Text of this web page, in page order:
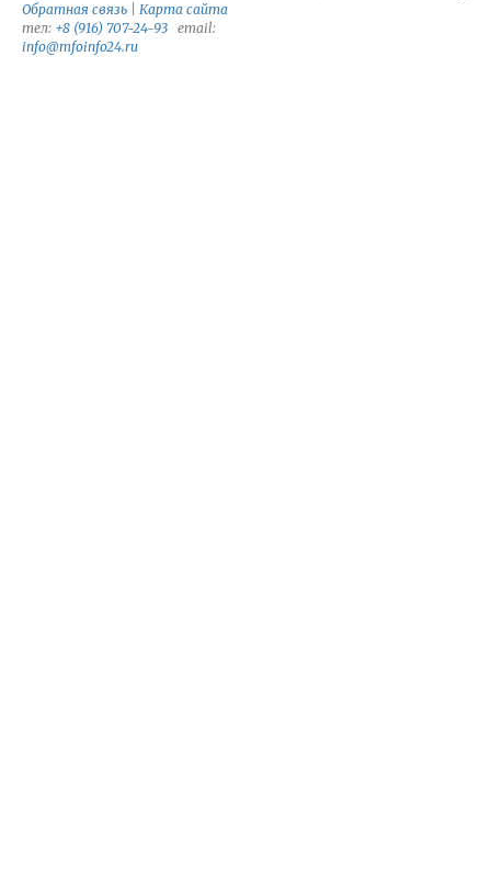
Обратная связь
Карта сайта
тел: +8 (916) 707-24-93 email:
info@mfoinfo24.ru